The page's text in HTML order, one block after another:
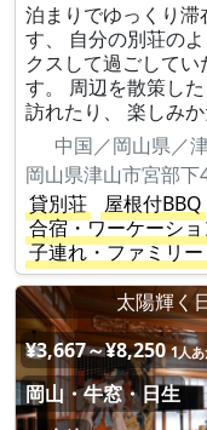
泊まりでゆっくり
す、 自分の別荘の
クスして過ごして
す。 周辺を散策し
訪れたり、 楽しみか
中国／岡山県／
岡山県津山市宮部下
貸別荘
屋根付BBQ
合宿・ワーケーシ
子連れ・ファミリー
太陽輝く
¥3,667～¥8,250 1人
岡山・牛窓・日生